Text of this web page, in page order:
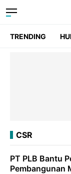
TRENDING
CSR
PT PLB Bantu
Pembangunan